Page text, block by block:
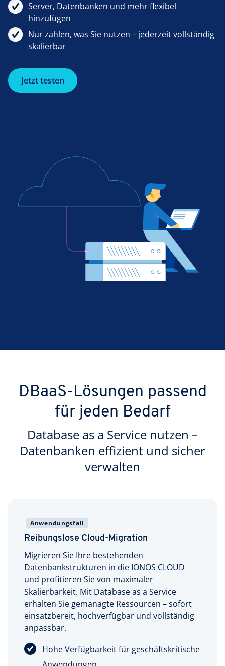
Server, Datenbanken und mehr flexibel
hinzufügen
Nur zahlen, was Sie nutzen – jederzeit vollständig
skalierbar
Jetzt testen
DBaaS-Lösungen passend
für jeden Bedarf
Database as a Service nutzen –
Datenbanken effizient und sicher
verwalten
Anwendungsfall
Reibungslose Cloud-Migration
Migrieren Sie Ihre bestehenden
Datenbankstrukturen in die IONOS CLOUD
und profitieren Sie von maximaler
Skalierbarkeit. Mit Database as a Service
erhalten Sie gemanagte Ressourcen – sofort
einsatzbereit, hochverfügbar und vollständig
anpassbar.
Hohe Verfügbarkeit für geschäftskritische